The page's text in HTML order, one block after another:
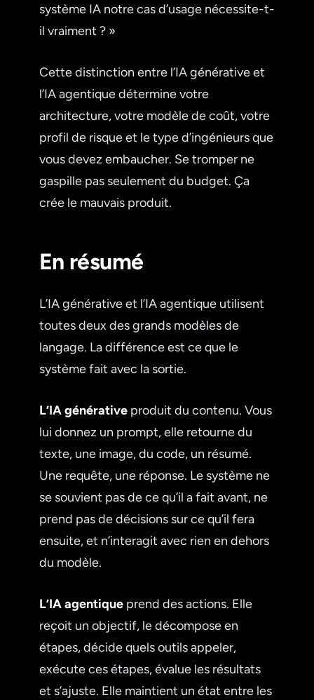
système IA notre cas d’usage nécessite-t-
il vraiment ? »
Cette distinction entre l’IA générative et
l’IA agentique détermine votre
architecture, votre modèle de coût, votre
profil de risque et le type d’ingénieurs que
vous devez embaucher. Se tromper ne
gaspille pas seulement du budget. Ça
crée le mauvais produit.
En résumé
L’IA générative et l’IA agentique utilisent
toutes deux des grands modèles de
langage. La différence est ce que le
système fait avec la sortie.
L’IA générative produit du contenu. Vous
lui donnez un prompt, elle retourne du
texte, une image, du code, un résumé.
Une requête, une réponse. Le système ne
se souvient pas de ce qu’il a fait avant, ne
prend pas de décisions sur ce qu’il fera
ensuite, et n’interagit avec rien en dehors
du modèle.
L’IA agentique prend des actions. Elle
reçoit un objectif, le décompose en
étapes, décide quels outils appeler,
exécute ces étapes, évalue les résultats
et s’ajuste. Elle maintient un état entre les